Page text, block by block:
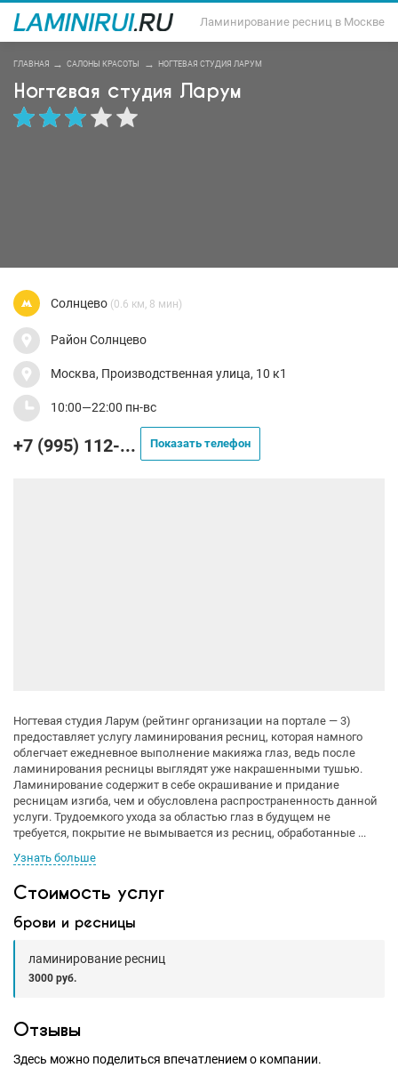
Ламинирование ресниц в Москве
ГЛАВНАЯ САЛОНЫ КРАСОТЫ НОГТЕВАЯ СТУДИЯ ЛАРУМ
Ногтевая студия Ларум
Солнцево (0.6 км, 8 мин)
Район Солнцево
Москва, Производственная улица, 10 к1
10:00—22:00 пн-вс
+7 (995) 112-... Показать телефон
Ногтевая студия Ларум (рейтинг организации на портале — 3)
предоставляет услугу ламинирования ресниц, которая намного
облегчает ежедневное выполнение макияжа глаз, ведь после
ламинирования ресницы выглядят уже накрашенными тушью.
Ламинирование содержит в себе окрашивание и придание
ресницам изгиба, чем и обусловлена распространенность данной
услуги. Трудоемкого ухода за областью глаз в будущем не
требуется, покрытие не вымывается из ресниц, обработанные ...
Узнать больше
Стоимость услуг
брови и ресницы
ламинирование ресниц
3000 руб.
Отзывы
Здесь можно поделиться впечатлением о компании.